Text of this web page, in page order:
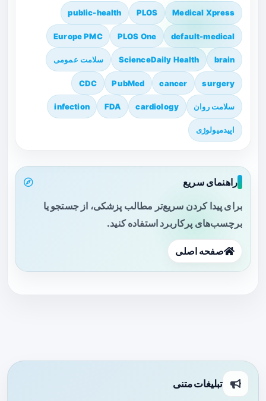
Medical Xpress
PLOS
public-health
default-medical
PLOS One
Europe PMC
brain
ScienceDaily Health سلامت عمومی
surgery
cancer
PubMed
CDC
سلامت روان cardiology
FDA
infection
اپیدمیولوژی
راهنمای سریع
برای پیدا کردن سریع‌تر مطالب پزشکی، از جستجو یا
برچسب‌های پرکاربرد استفاده کنید.
صفحه اصلی
تبلیغات متنی